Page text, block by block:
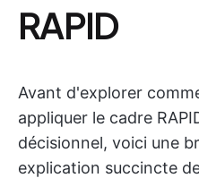
RAPID
Avant d'explorer
appliquer le cadre
décisionnel, voici une
explication succincte